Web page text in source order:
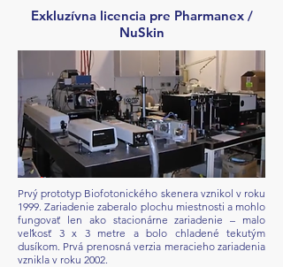
Exkluzívna licencia pre Pharmanex /
NuSkin
Prvý prototyp Biofotonického skenera vznikol v roku
1999. Zariadenie zaberalo plochu miestnosti a mohlo
fungovať len ako stacionárne zariadenie – malo
veľkosť 3 x 3 metre a bolo chladené tekutým
dusíkom. Prvá prenosná verzia meracieho zariadenia
vznikla v roku 2002.